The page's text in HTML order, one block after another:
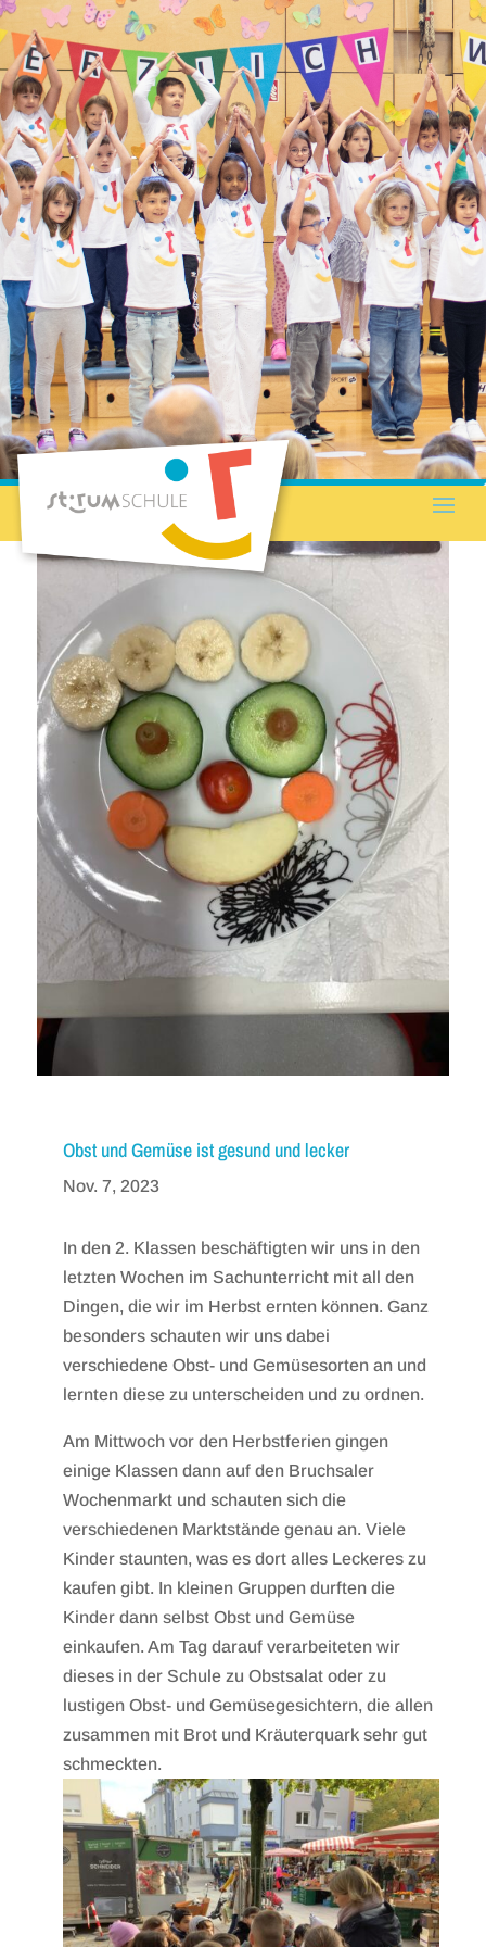
Obst und Gemüse ist gesund und lecker
Nov. 7, 2023
In den 2. Klassen beschäftigten wir uns in den
letzten Wochen im Sachunterricht mit all den
Dingen, die wir im Herbst ernten können. Ganz
besonders schauten wir uns dabei
verschiedene Obst- und Gemüsesorten an und
lernten diese zu unterscheiden und zu ordnen.
Am Mittwoch vor den Herbstferien gingen
einige Klassen dann auf den Bruchsaler
Wochenmarkt und schauten sich die
verschiedenen Marktstände genau an. Viele
Kinder staunten, was es dort alles Leckeres zu
kaufen gibt. In kleinen Gruppen durften die
Kinder dann selbst Obst und Gemüse
einkaufen. Am Tag darauf verarbeiteten wir
dieses in der Schule zu Obstsalat oder zu
lustigen Obst- und Gemüsegesichtern, die allen
zusammen mit Brot und Kräuterquark sehr gut
schmeckten.